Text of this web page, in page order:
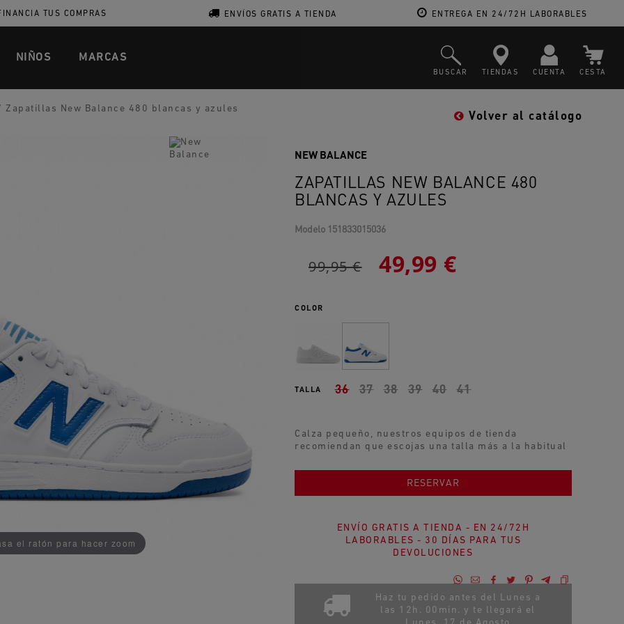
TUS COMPRAS ENVÍOS GRATIS A TIENDA ENTREGA EN 24/72H LABORABLES
NIÑOS MARCAS
CESTA
CUENTA
TIENDAS
BUSCAR
Zapatillas New Balance 480 blancas y azules Volver al catálogo
el ratón para hacer zoom
ZAPATILLAS NEW BALANCE 480
BLANCAS Y AZULES
NEW BALANCE
Modelo 151833015036
99,95 € 49,99 €
COLOR
TALLA 36 37 38 39 40 41
Calza pequeño, nuestros equipos de tienda
recomiendan que escojas una talla más a la habitual
AÑADIDO AL CARRITO AÑADIR AL CARRITO
RESERVAR
ENVÍO GRATIS A TIENDA - EN 24/72H
LABORABLES - 30 DÍAS PARA TUS
DEVOLUCIONES
Haz tu pedido antes del Lunes a
las 12h. 00min. y te llegará el